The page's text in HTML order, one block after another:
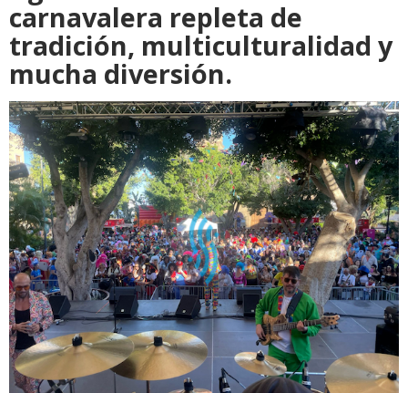
carnavalera repleta de
tradición, multiculturalidad y
mucha diversión.